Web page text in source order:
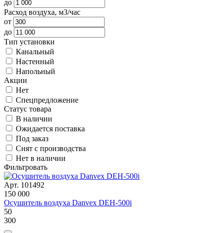
до
Расход воздуха, м3/час
от
до
Тип установки
Канальный
Настенный
Напольный
Акции
Нет
Спецпредложение
Статус товара
В наличии
Ожидается поставка
Под заказ
Снят с производства
Нет в наличии
Фильтровать
Арт. 101492
150 000
Осушитель воздуха Danvex DEH-500i
50
300